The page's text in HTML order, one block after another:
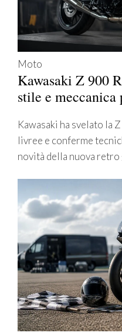
Moto
Kawasaki Z 900
stile e meccanica
Kawasaki ha svelato la
livree e conferme
novità della nuova retro